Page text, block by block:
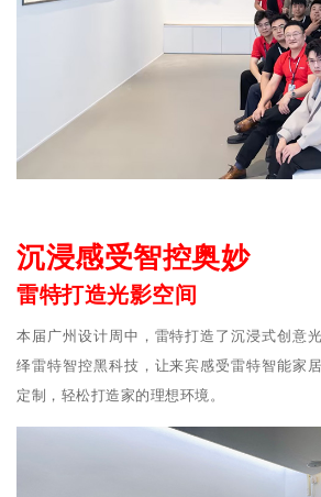
沉浸感受智控奥妙
雷特打造光影空间
本届广州设计周中，雷特打造了沉浸式创意
绎雷特智控黑科技，让来宾感受雷特智能家
定制，轻松打造家的理想环境。